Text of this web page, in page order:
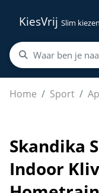
KiesVrij Slim
Home Sport
Skandika
Skandika
Indoor